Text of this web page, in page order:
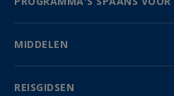
MIDDELEN
REISGIDSEN